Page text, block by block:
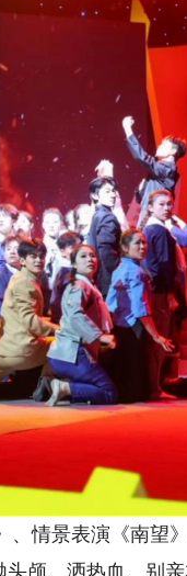
情景表演《南望